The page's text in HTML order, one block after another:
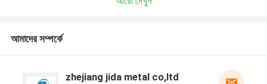
আমাদের সম্পর্কে
zhejiang jida metal co,ltd